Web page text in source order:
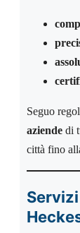
Seguo
aziende di
città fino